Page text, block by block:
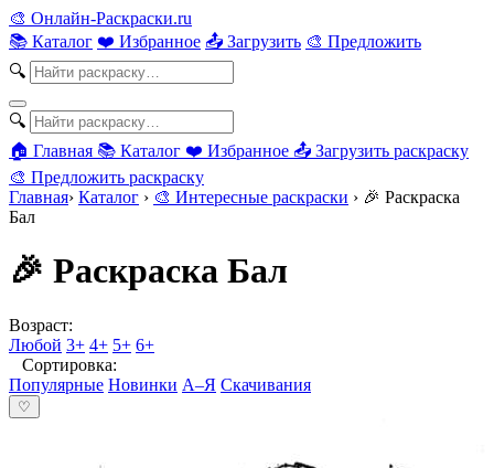
🎨 Онлайн-Раскраски.ru
📚 Каталог ❤️ Избранное 📤 Загрузить 🎨 Предложить
🔍
🔍
🏠 Главная 📚 Каталог ❤️ Избранное 📤 Загрузить раскраску
🎨 Предложить раскраску
Главная› Каталог › 🎨 Интересные раскраски › 🎉 Раскраска
Бал
🎉 Раскраска Бал
Возраст:
Любой 3+ 4+ 5+ 6+
Сортировка:
Популярные Новинки А–Я Скачивания
♡